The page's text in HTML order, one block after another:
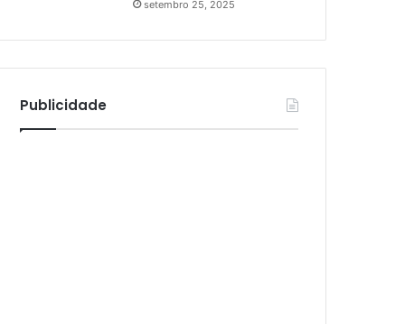
ATV
setembro 25, 2025
Publicidade